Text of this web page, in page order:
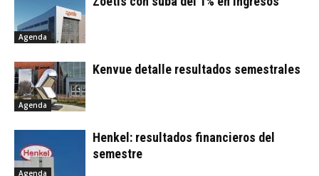
Agenda
Agenda
Kenvue detalle resultados semestrales
Agenda
Henkel: resultados financieros del
semestre